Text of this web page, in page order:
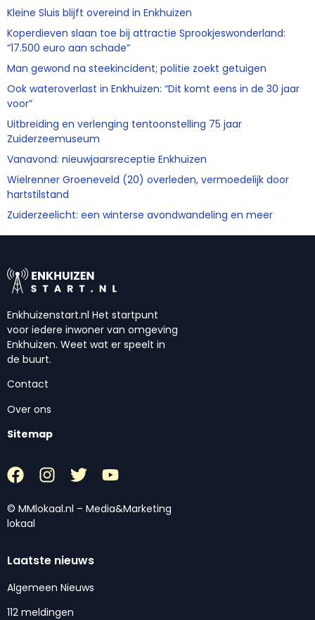
Kleine Sluis blijft overeind in Enkhuizen
Koperdieven slaan toe bij attractie Sprookjeswonderland:
“17.500 euro aan schade”
Man gewond na steekincident; politie zoekt getuigen
Ook wateroverlast in Enkhuizen: “Dit komt eens in de 30 jaar
voor”
Uitbreiding en verlenging tentoonstelling 75 jaar
Zuiderzeemuseum
Vanavond: nieuwjaarsreceptie Enkhuizen
Wielrenner Groeneveld (20) overleden, vermoedelijk door
hartstilstand
Zuiderzeelicht: een winterse avondwandeling en meer
Enkhuizenstart.nl Het startpunt
voor iedere inwoner van omgeving
Enkhuizen. Weet wat er speelt in
de buurt.
Contact
Over ons
Sitemap
© MMlokaal.nl – Media&Marketing
lokaal
Laatste nieuws
Algemeen Nieuws
112 meldingen